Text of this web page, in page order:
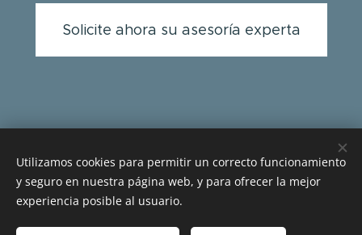
Solicite ahora su asesoría experta
www.carpasypabellones.com
GRUPO EMPRESARIAL GP SAS - INFO (57) 3212147793 BOGOTA
COLOMBIA
Utilizamos cookies para permitir un correcto funcionamiento
y seguro en nuestra página web, y para ofrecer la mejor
experiencia posible al usuario.